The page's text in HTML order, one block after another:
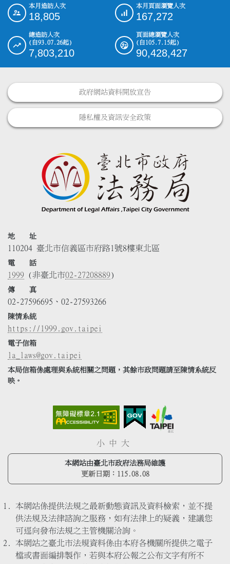
::: 本月造訪人次
18,805
本月頁面瀏覽人次
167,272
總造訪人次
(自93.07.26起)
7,803,210
頁面總瀏覽人次
(自105.7.15起)
90,428,427
政府網站資料開放宣告
隱私權及資訊安全政策
地 址
110204 臺北市信義區市府路1號8樓東北區
電 話
1999 (非臺北市02-27208889)
傳 真
02-27596695、02-27593266
陳情系統
https://1999.gov.taipei
電子信箱
la_laws@gov.taipei
本局信箱係處理與系統相關之問題，其餘市政問題請至陳情系統反
映。
小 中 大
本網站由臺北市政府法務局維護
更新日期： 115.08.08
本網站係提供法規之最新動態資訊及資料檢索，並不提
供法規及法律諮詢之服務，如有法律上的疑義，建議您
可逕向發布法規之主管機關洽詢。
本網站之臺北市法規資料係由本府各機關所提供之電子
檔或書面編排製作，若與本府公報之公布文字有所不